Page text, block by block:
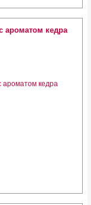
ароматом кедра